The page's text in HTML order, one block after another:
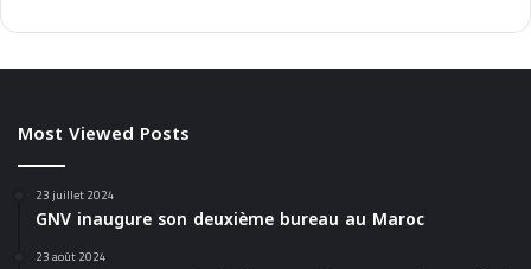
Most Viewed Posts
23 juillet 2024
GNV inaugure son deuxième bureau au Maroc
23 août 2024